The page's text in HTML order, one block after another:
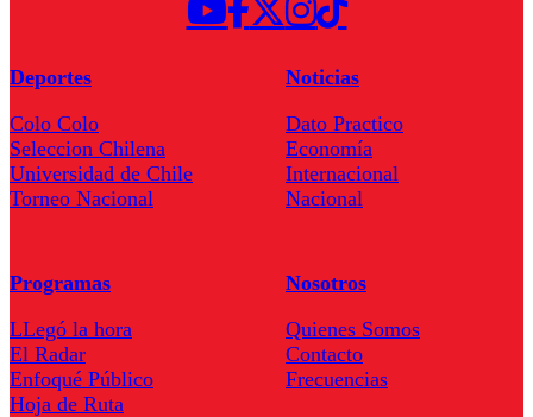
Deportes
Colo Colo
Seleccion Chilena
Universidad de Chile
Torneo Nacional
Noticias
Dato Practico
Economía
Internacional
Nacional
Programas
LLegó la hora
El Radar
Enfoqué Público
Hoja de Ruta
Nosotros
Quienes Somos
Contacto
Frecuencias